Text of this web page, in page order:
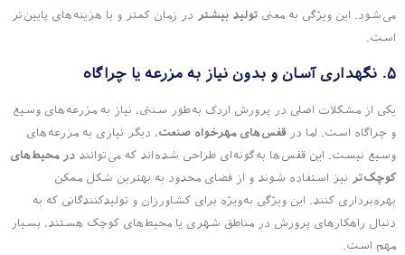
می‌شود. این ویژگی به معنی تولید بیشتر
در زمان کمتر و با هزینه‌های پایین‌تر
است.
۵. نگهداری آسان و بدون نیاز به مزرعه یا چراگاه
یکی از مشکلات اصلی در پرورش اردک به‌طور سنتی، نیاز به مزرعه‌های وسیع
و چراگاه است. اما در قفس‌های مهرخواه صنعت، دیگر نیازی به مزرعه‌های
وسیع نیست. این قفس‌ها به‌گونه‌ای طراحی شده‌اند که می‌توانند در محیط‌های
کوچک‌تر نیز استفاده شوند و از فضای محدود به بهترین شکل ممکن
بهره‌برداری کنند. این ویژگی به‌ویژه برای کشاورزان و تولیدکنندگانی که به
دنبال راهکارهای پرورش در مناطق شهری یا محیط‌های کوچک هستند، بسیار
مهم است.